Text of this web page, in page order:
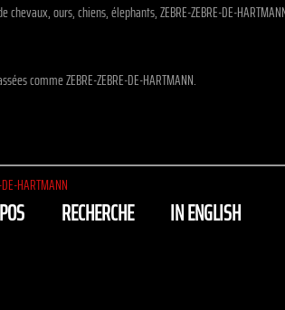
ours, chiens, élephants, ZEBRE-ZEBRE-DE-
comme ZEBRE-ZEBRE-DE-HARTMANN.
HARTMANN
RECHERCHE IN ENGLISH